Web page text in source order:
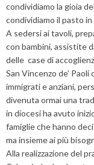
condividiamo la gioia
condividiamo il pasto
A sedersi ai tavoli,
con bambini, assistite
delle case di
San Vincenzo de’
immigrati e anziani,
divenuta ormai una
in diocesi ha avuto
famiglie che hanno
ma insieme ai più
Alla realizzazione del